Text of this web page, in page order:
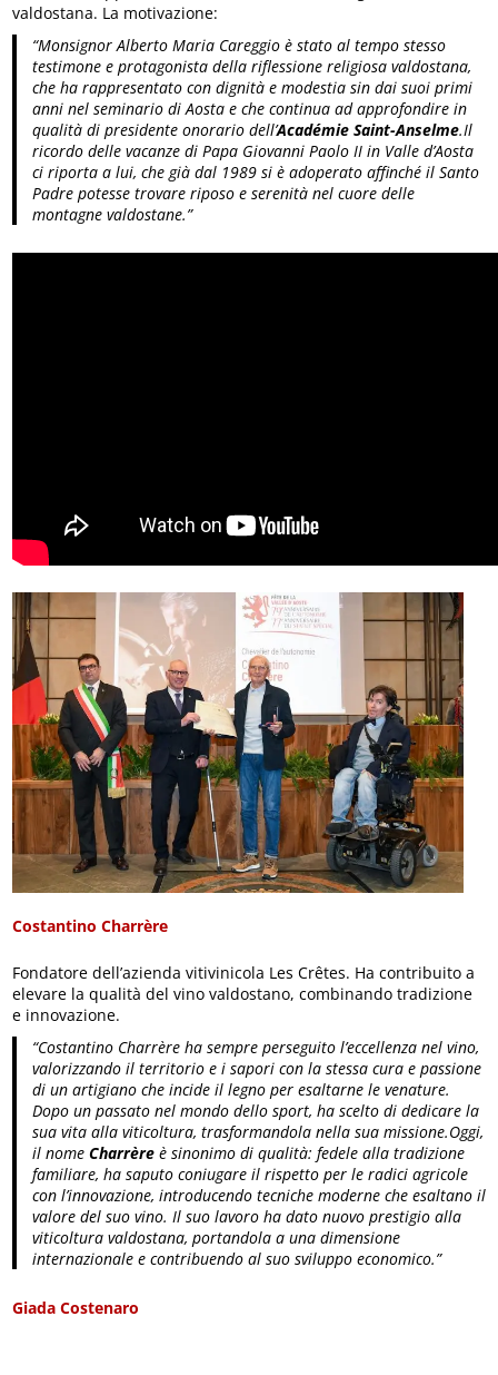
valdostana. La motivazione:
“Monsignor Alberto Maria Careggio è stato al tempo stesso
testimone e protagonista della riflessione religiosa valdostana,
che ha rappresentato con dignità e modestia sin dai suoi primi
anni nel seminario di Aosta e che continua ad approfondire in
qualità di presidente onorario dell’Académie Saint-Anselme.Il
ricordo delle vacanze di Papa Giovanni Paolo II in Valle d’Aosta
ci riporta a lui, che già dal 1989 si è adoperato affinché il Santo
Padre potesse trovare riposo e serenità nel cuore delle
montagne valdostane.”
Costantino Charrère
Fondatore dell’azienda vitivinicola Les Crêtes. Ha contribuito a
elevare la qualità del vino valdostano, combinando tradizione
e innovazione.
“Costantino Charrère ha sempre perseguito l’eccellenza nel vino,
valorizzando il territorio e i sapori con la stessa cura e passione
di un artigiano che incide il legno per esaltarne le venature.
Dopo un passato nel mondo dello sport, ha scelto di dedicare la
sua vita alla viticoltura, trasformandola nella sua missione.Oggi,
il nome Charrèreè sinonimo di qualità: fedele alla tradizione
familiare, ha saputo coniugare il rispetto per le radici agricole
con l’innovazione, introducendo tecniche moderne che esaltano il
valore del suo vino. Il suo lavoro ha dato nuovo prestigio alla
viticoltura valdostana, portandola a una dimensione
internazionale e contribuendo al suo sviluppo economico.”
Giada Costenaro